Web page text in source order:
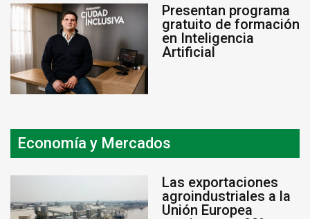
Presentan programa
gratuito de formación
en Inteligencia
Artificial
Economía y Mercados
Las exportaciones
agroindustriales a la
Unión Europea